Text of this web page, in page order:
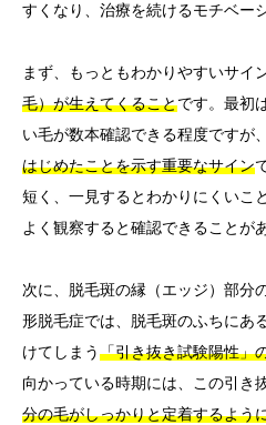
すくなり、治療を続けるモチベー
まず、もっともわかりやすいサイ
毛）が生えてくることです。最初
い毛が数本確認できる程度ですが、
はじめたことを示す重要なサイン
短く、一見するとわかりにくいこ
よく観察すると確認できることが
次に、脱毛斑の縁（エッジ）部分
形脱毛症では、脱毛斑のふちにあ
けてしまう「引き抜き試験陽性」
向かっている時期には、この引き
分の毛がしっかりと定着するよう